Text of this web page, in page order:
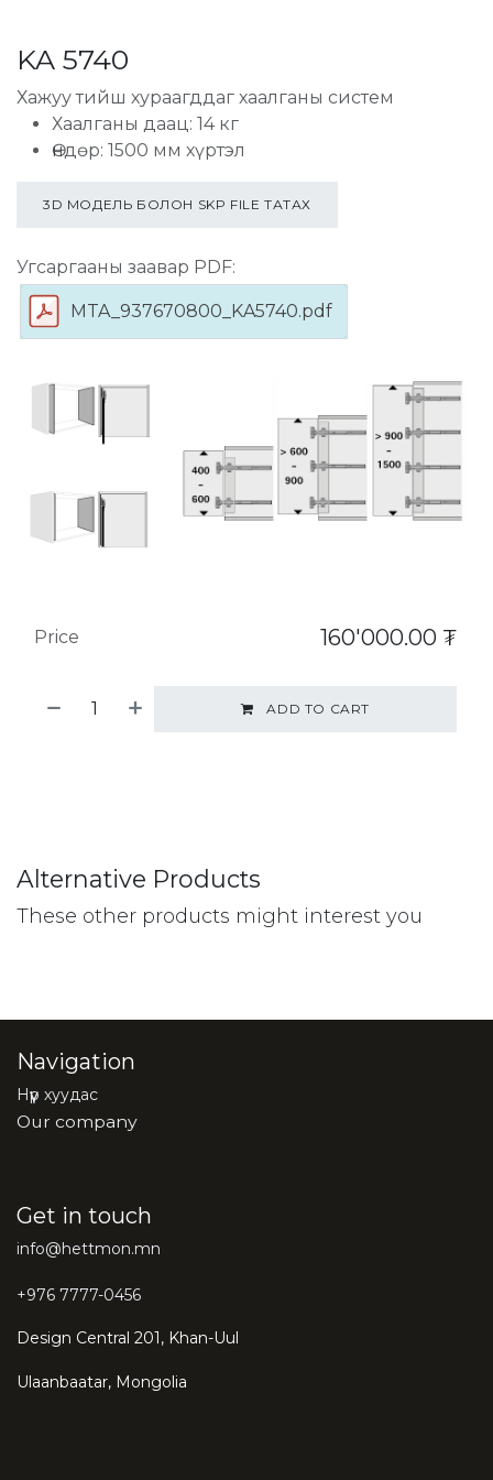
KA 5740
Хажуу тийш хураагддаг хаалганы систем
Хаалганы даац: 14 кг
Өндөр: 1500 мм хүртэл
3D МОДЕЛЬ БОЛОН SKP FILE ТАТАХ
Угсаргааны заавар PDF:
MTA_937670800_KA5740.pdf
ADD TO CART
Price 160'000.00 ₮
Alternative Products
These other products might interest you
Navigation
Нүүр хуудас
Our company
Get in touch
info@hettmon.mn
+976 7777-0456
Design Central 201, Khan-Uul
Ulaanbaatar, Mongolia